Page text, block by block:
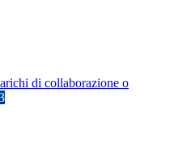
di collaborazione o